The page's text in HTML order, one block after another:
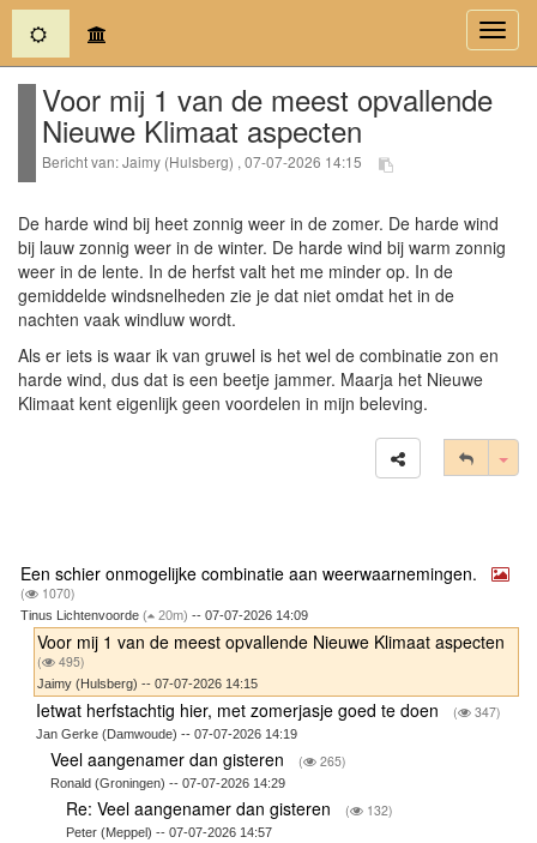
(current)
Voor mij 1 van de meest opvallende
Nieuwe Klimaat aspecten
Bericht van: Jaimy (Hulsberg) , 07-07-2026 14:15
De harde wind bij heet zonnig weer in de zomer. De harde wind
bij lauw zonnig weer in de winter. De harde wind bij warm zonnig
weer in de lente. In de herfst valt het me minder op. In de
gemiddelde windsnelheden zie je dat niet omdat het in de
nachten vaak windluw wordt.
Als er iets is waar ik van gruwel is het wel de combinatie zon en
harde wind, dus dat is een beetje jammer. Maarja het Nieuwe
Klimaat kent eigenlijk geen voordelen in mijn beleving.
Een schier onmogelijke combinatie aan weerwaarnemingen.
( 1070)
Tinus Lichtenvoorde ( 20m) -- 07-07-2026 14:09
Voor mij 1 van de meest opvallende Nieuwe Klimaat aspecten
( 495)
Jaimy (Hulsberg) -- 07-07-2026 14:15
Ietwat herfstachtig hier, met zomerjasje goed te doen ( 347)
Jan Gerke (Damwoude) -- 07-07-2026 14:19
Veel aangenamer dan gisteren ( 265)
Ronald (Groningen) -- 07-07-2026 14:29
Re: Veel aangenamer dan gisteren ( 132)
Peter (Meppel) -- 07-07-2026 14:57